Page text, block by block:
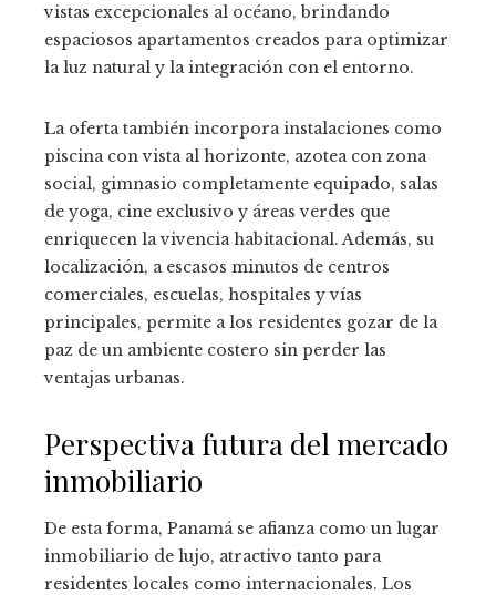
vistas excepcionales al océano, brindando
espaciosos apartamentos creados para optimizar
la luz natural y la integración con el entorno.
La oferta también incorpora instalaciones como
piscina con vista al horizonte, azotea con zona
social, gimnasio completamente equipado, salas
de yoga, cine exclusivo y áreas verdes que
enriquecen la vivencia habitacional. Además, su
localización, a escasos minutos de centros
comerciales, escuelas, hospitales y vías
principales, permite a los residentes gozar de la
paz de un ambiente costero sin perder las
ventajas urbanas.
Perspectiva futura del mercado
inmobiliario
De esta forma, Panamá se afianza como un lugar
inmobiliario de lujo, atractivo tanto para
residentes locales como internacionales. Los